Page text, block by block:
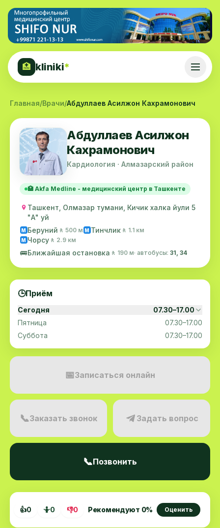
🏥 kliniki*
Главная/Врачи/Абдуллаев Асилжон Кахрамонович
Абдуллаев Асилжон
Кахрамонович
Кардиология · Алмазарский район
🏥 Akfa Medline - медицинский центр в Ташкенте
Ташкент, Олмазар тумани, Кичик халка йули 5
"А" уй
M Беруний 🚶 500 м M Тинчлик 🚶 1.1 км
M Чорсу 🚶 2.9 км
🚌Ближайшая остановка 🚶 190 м· автобусы: 31, 34
👍0 🤷0 👎0 Рекомендуют 0% Оценить
🕒Приём
Сегодня
07.30–17.00
Пятница
07.30–17.00
Суббота
07.30–17.00
📅Записаться онлайн
📞Заказать звонок Задать вопрос
📞Позвонить